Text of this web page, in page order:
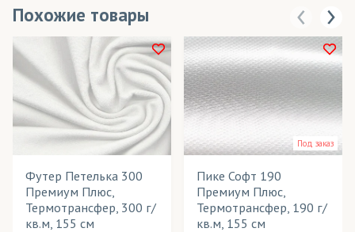
Похожие товары
Футер Петелька 300
Премиум Плюс,
Термотрансфер, 300 г/
кв.м, 155 см
Под заказ
Пике Софт 190
Премиум Плюс,
Термотрансфер, 190 г/
кв.м, 155 см